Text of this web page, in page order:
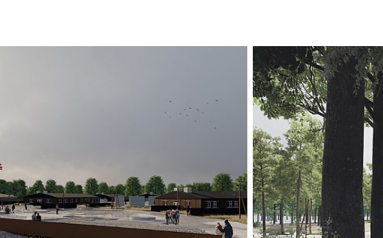
forsamlinger
genstande
HJERTET
Den vej, der
fange,
cykelstien
strækningen
udendørs
Plads giver